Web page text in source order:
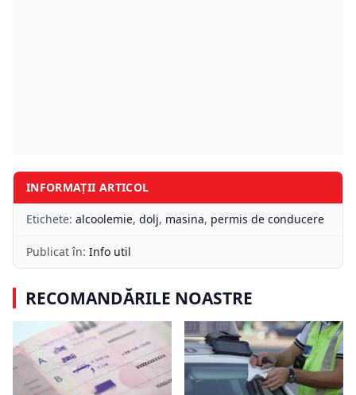
INFORMAȚII ARTICOL
Etichete: alcoolemie, dolj, masina, permis de conducere
Publicat în: Info util
RECOMANDĂRILE NOASTRE